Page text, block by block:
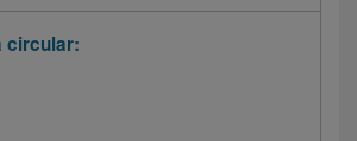
circular: